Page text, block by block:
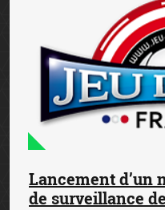
Lancement d’un
de surveillance